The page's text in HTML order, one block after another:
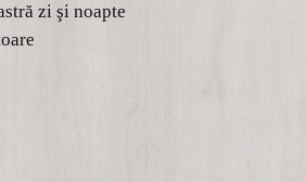
zi şi noapte